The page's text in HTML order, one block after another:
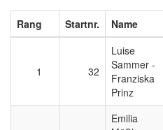
Rang Startnr. Name
1 32
Luise
Sammer -
Franziska
Prinz
Emilia